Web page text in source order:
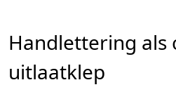
Handlettering als
uitlaatklep